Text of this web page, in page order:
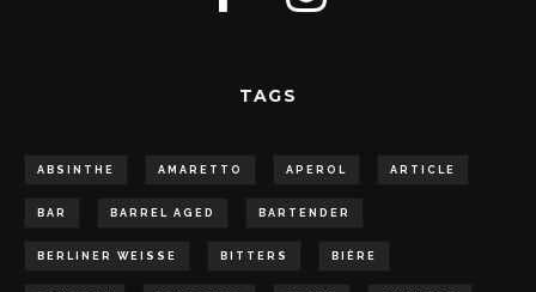
TAGS
ABSINTHE AMARETTO APEROL ARTICLE
BAR BARREL AGED BARTENDER
BERLINER WEISSE BITTERS BIÈRE